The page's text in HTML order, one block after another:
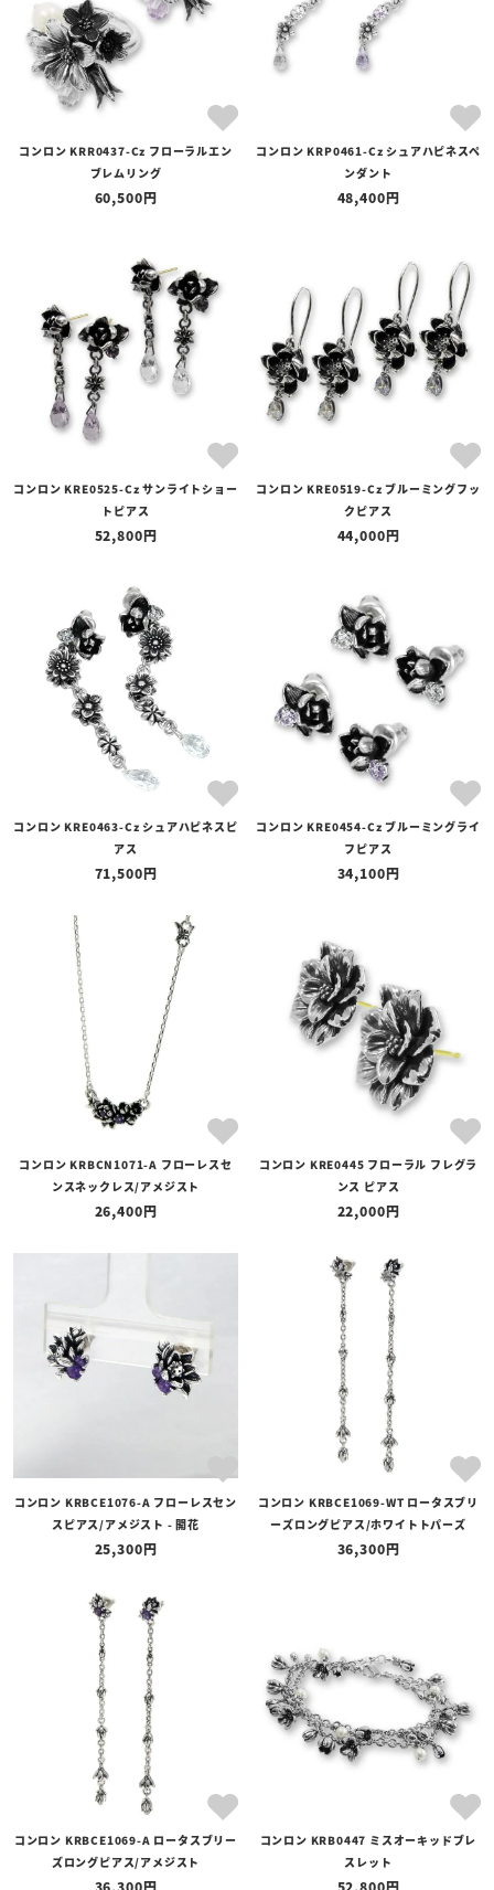
コンロン KRR0437-Cz フローラルエン
ブレムリング
60,500
コンロン KRP0461-Cz シュアハピネスペ
ンダント
48,400
コンロン KRE0525-Cz サンライトショー
トピアス
52,800
コンロン KRE0519-Cz ブルーミングフッ
クピアス
44,000
コンロン KRE0463-Cz シュアハピネスピ
アス
71,500
コンロン KRE0454-Cz ブルーミングライ
フピアス
34,100
コンロン KRBCN1071-A フローレスセ
ンスネックレス/アメジスト
26,400
コンロン KRE0445 フローラル フレグラ
ンス ピアス
22,000
コンロン KRBCE1076-A フローレスセン
スピアス/アメジスト - 開花
25,300
コンロン KRBCE1069-WT ロータスブリ
ーズロングピアス/ホワイトトパーズ
36,300
コンロン KRBCE1069-A ロータスブリー
ズロングピアス/アメジスト
36,300
コンロン KRB0447 ミスオーキッドブレ
スレット
52,800